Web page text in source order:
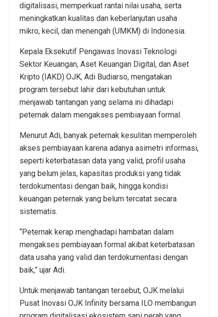
digitalisasi, memperkuat rantai nilai usaha, serta
meningkatkan kualitas dan keberlanjutan usaha
mikro, kecil, dan menengah (UMKM) di Indonesia.
Kepala Eksekutif Pengawas Inovasi Teknologi
Sektor Keuangan, Aset Keuangan Digital, dan Aset
Kripto (IAKD) OJK, Adi Budiarso, mengatakan
program tersebut lahir dari kebutuhan untuk
menjawab tantangan yang selama ini dihadapi
peternak dalam mengakses pembiayaan formal.
Menurut Adi, banyak peternak kesulitan memperoleh
akses pembiayaan karena adanya asimetri informasi,
seperti keterbatasan data yang valid, profil usaha
yang belum jelas, kapasitas produksi yang tidak
terdokumentasi dengan baik, hingga kondisi
keuangan peternak yang belum tercatat secara
sistematis.
“Peternak kerap menghadapi hambatan dalam
mengakses pembiayaan formal akibat keterbatasan
data usaha yang valid dan terdokumentasi dengan
baik,” ujar Adi.
Untuk menjawab tantangan tersebut, OJK melalui
Pusat Inovasi OJK Infinity bersama ILO membangun